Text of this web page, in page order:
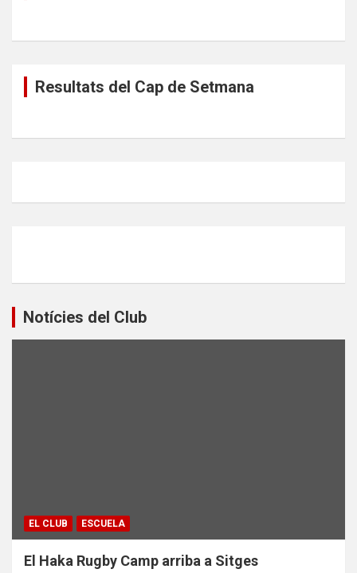
Resultats del Cap de Setmana
Notícies del Club
EL CLUB ESCUELA
El Haka Rugby Camp arriba a Sitges